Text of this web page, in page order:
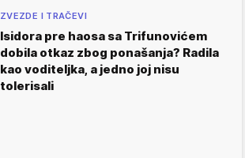
ZVEZDE I TRAČEVI
Isidora pre haosa sa Trifunovićem
dobila otkaz zbog ponašanja? Radila
kao voditeljka, a jedno joj nisu
tolerisali